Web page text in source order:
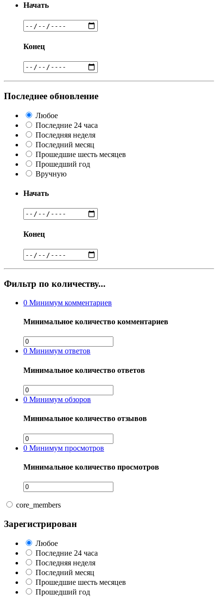
Начать
Конец
Последнее обновление
Любое
Последние 24 часа
Последняя неделя
Последний месяц
Прошедшие шесть месяцев
Прошедший год
Вручную
Начать
Конец
Фильтр по количеству...
0 Минимум комментариев
Минимальное количество комментариев
0 Минимум ответов
Минимальное количество ответов
0 Минимум обзоров
Минимальное количество отзывов
0 Минимум просмотров
Минимальное количество просмотров
core_members
Зарегистрирован
Любое
Последние 24 часа
Последняя неделя
Последний месяц
Прошедшие шесть месяцев
Прошедший год